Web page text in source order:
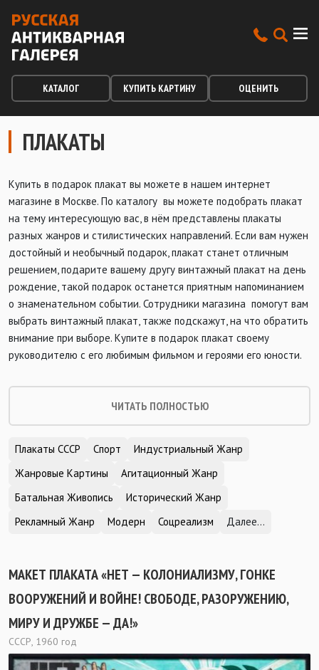
КАТАЛОГ КУПИТЬ КАРТИНУ ОЦЕНИТЬ
ПЛАКАТЫ
Купить в подарок плакат вы можете в нашем интернет
магазине в Москве. По каталогу вы можете подобрать плакат
на тему интересующую вас, в нём представлены плакаты
разных жанров и стилистических направлений. Если вам нужен
достойный и необычный подарок, плакат станет отличным
решением, подарите вашему другу винтажный плакат на день
рождение, такой подарок останется приятным напоминанием
о знаменательном событии. Сотрудники магазина помогут вам
выбрать винтажный плакат, также подскажут, на что обратить
внимание при выборе. Купите в подарок плакат своему
руководителю с его любимым фильмом и героями его юности.
ЧИТАТЬ ПОЛНОСТЬЮ
Плакаты СССР Спорт
Индустриальный Жанр
Жанровые Картины
Агитационный Жанр
Батальная Живопись
Исторический Жанр
Рекламный Жанр
Модерн Соцреализм Далее...
МАКЕТ ПЛАКАТА «НЕТ — КОЛОНИАЛИЗМУ, ГОНКЕ
ВООРУЖЕНИЙ И ВОЙНЕ! СВОБОДЕ, РАЗОРУЖЕНИЮ,
МИРУ И ДРУЖБЕ — ДА!»
СССР, 1960 год